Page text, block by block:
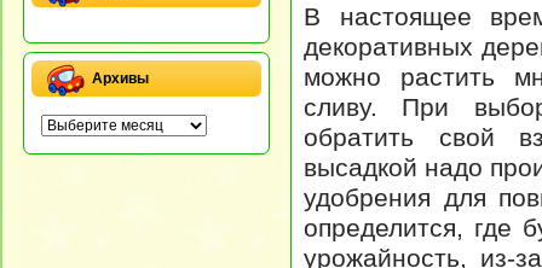
Архивы
В настоящее
декоративных
можно растить
сливу. При
обратить свой
высадкой надо
удобрения для
определится, где
урожайность, из-